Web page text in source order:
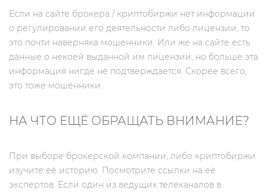
Если на сайте брокера / криптобиржи нет информации
о регулировании его деятельности либо лицензии, то
это почти наверняка мошенники. Или же на сайте есть
данные о некоей выданной им лицензии, но больше эта
информация нигде не подтверждается. Скорее всего,
это тоже мошенники.
НА ЧТО ЕЩЁ ОБРАЩАТЬ ВНИМАНИЕ?
При выборе брокерской компании, либо криптобиржи
изучите её историю. Посмотрите ссылки на её
экспертов. Если один из ведущих телеканалов в